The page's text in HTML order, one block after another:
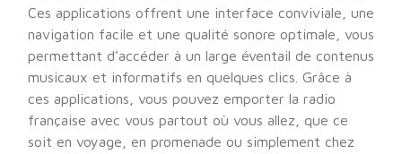
Ces applications offrent une interface conviviale, une
navigation facile et une qualité sonore optimale, vous
permettant d’accéder à un large éventail de contenus
musicaux et informatifs en quelques clics. Grâce à
ces applications, vous pouvez emporter la radio
française avec vous partout où vous allez, que ce
soit en voyage, en promenade ou simplement chez